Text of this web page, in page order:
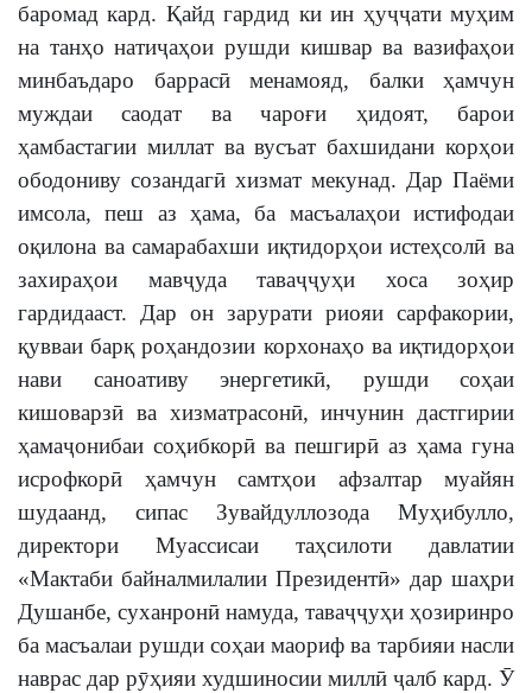
баромад кард. Қайд гардид ки ин ҳуҷҷати муҳим
на танҳо натиҷаҳои рушди кишвар ва вазифаҳои
минбаъдаро баррасӣ менамояд, балки ҳамчун
муждаи саодат ва чароғи ҳидоят, барои
ҳамбастагии миллат ва вусъат бахшидани корҳои
ободониву созандагӣ хизмат мекунад. Дар Паёми
имсола, пеш аз ҳама, ба масъалаҳои истифодаи
оқилона ва самарабахши иқтидорҳои истеҳсолӣ ва
захираҳои мавҷуда таваҷҷуҳи хоса зоҳир
гардидааст. Дар он зарурати риояи сарфакории,
қувваи барқ роҳандозии корхонаҳо ва иқтидорҳои
нави саноативу энергетикӣ, рушди соҳаи
кишоварзӣ ва хизматрасонӣ, инчунин дастгирии
ҳамаҷонибаи соҳибкорӣ ва пешгирӣ аз ҳама гуна
исрофкорӣ ҳамчун самтҳои афзалтар муайян
шудаанд, сипас Зувайдуллозода Муҳибулло,
директори Муассисаи таҳсилоти давлатии
«Мактаби байналмилалии Президентӣ» дар шаҳри
Душанбе, суханронӣ намуда, таваҷҷуҳи ҳозиринро
ба масъалаи рушди соҳаи маориф ва тарбияи насли
наврас дар рӯҳияи худшиносии миллӣ ҷалб кард. Ӯ